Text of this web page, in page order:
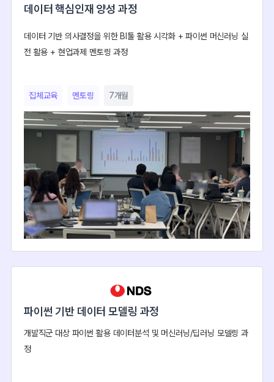
데이터 핵심인재 양성 과정
데이터 기반 의사결정을 위한 BI툴 활용 시각화 + 파이썬 머신러닝 실
전 활용 + 현업과제 멘토링 과정
집체교육 멘토링 7개월
파이썬 기반 데이터 모델링 과정
개발직군 대상 파이썬 활용 데이터분석 및 머신러닝/딥러닝 모델링 과
정